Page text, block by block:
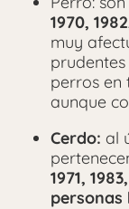
1970,
muy
perros en
aunque
Cerdo: al
1971,
personas